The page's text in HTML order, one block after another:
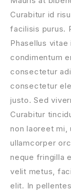
Curabitur id
facilisis purus.
Phasellus
condimentum
consectetur
consectetur
justo. Sed
Curabitur
non laoreet
ullamcorper
neque fringilla
velit metus,
elit. In